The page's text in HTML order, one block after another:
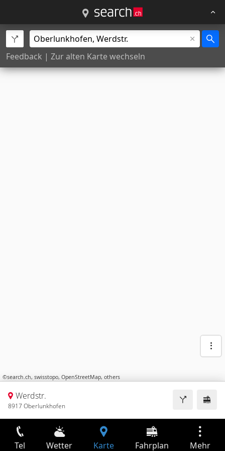
Feedback | Zur alten Karte wechseln
©search.ch, swisstopo, OpenStreetMap, others
Werdstr.
8917 Oberlunkhofen
Tel Wetter Karte Fahrplan Mehr